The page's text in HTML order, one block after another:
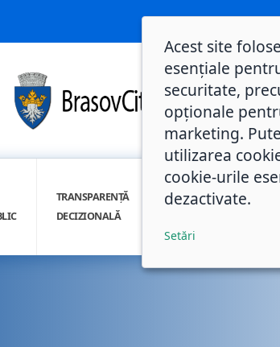
TRANSPARENȚĂ
DECIZIONALĂ
INTEGRITATE
Acest site
esențiale
securitate,
opționale
marketing.
utilizarea
cookie-urile
dezactivate.
Setări